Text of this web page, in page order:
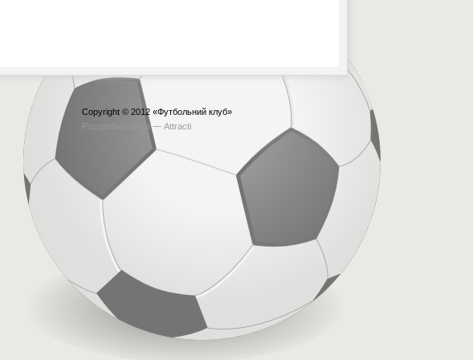
Copyright © 2012 «Футбольний клуб»
Рорзробка сайта — Attracti